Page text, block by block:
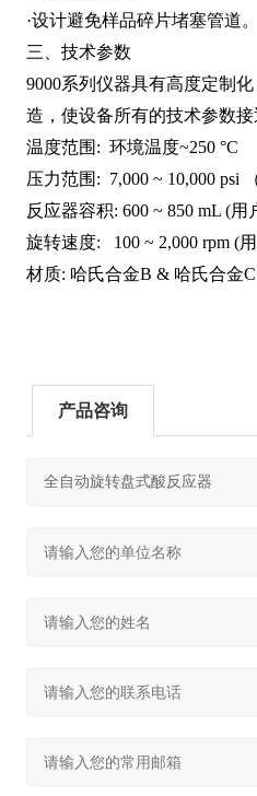
·设计避免样品碎片堵塞管道。
三、技术参数
9000系列仪器具有高度定制
造，使设备所有的技术参数接
温度范围: 环境温度~250 °C
压力范围: 7,000 ~ 10,000 psi
反应器容积: 600 ~ 850 mL (用
旋转速度: 100 ~ 2,000 rpm (
材质: 哈氏合金B & 哈氏合金C
产品咨询